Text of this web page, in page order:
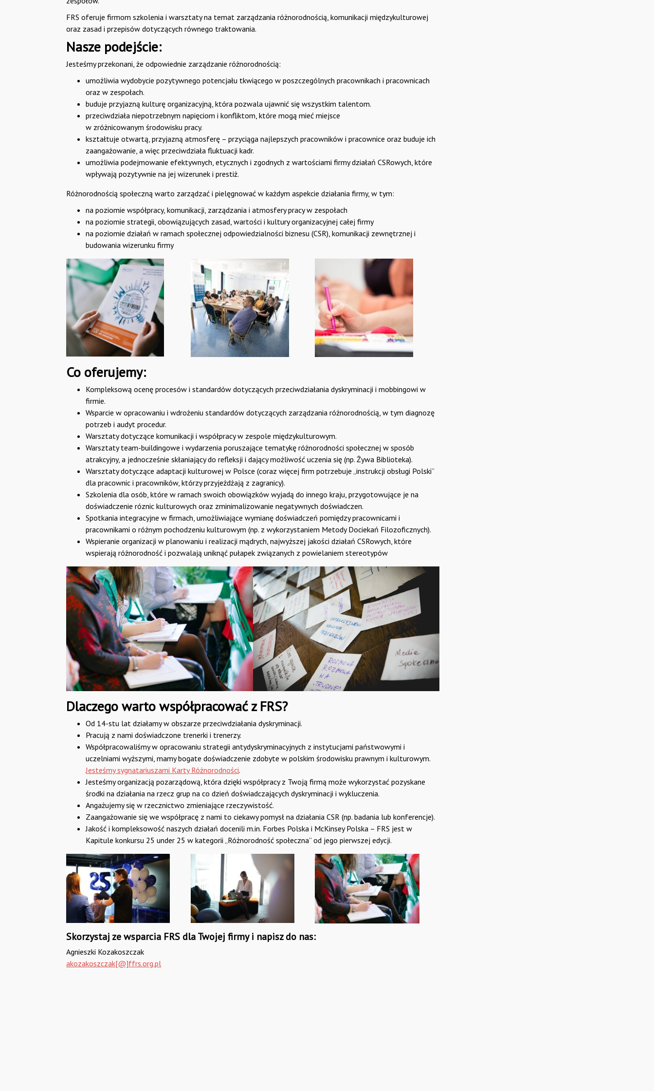
FRS oferuje firmom szkolenia i warsztaty na temat zarządzania różnorodnością, komunikacji międzykulturowej
oraz zasad i przepisów dotyczących równego traktowania.
Nasze podejście:
Jesteśmy przekonani, że odpowiednie zarządzanie różnorodnością:
umożliwia wydobycie pozytywnego potencjału tkwiącego w poszczególnych pracownikach i pracownicach
oraz w zespołach.
buduje przyjazną kulturę organizacyjną, która pozwala ujawnić się wszystkim talentom.
przeciwdziała niepotrzebnym napięciom i konfliktom, które mogą mieć miejsce
w zróżnicowanym środowisku pracy.
kształtuje otwartą, przyjazną atmosferę – przyciąga najlepszych pracowników i pracownice oraz buduje ich
zaangażowanie, a więc przeciwdziała fluktuacji kadr.
umożliwia podejmowanie efektywnych, etycznych i zgodnych z wartościami firmy działań CSRowych, które
wpływają pozytywnie na jej wizerunek i prestiż.
Różnorodnością społeczną warto zarządzać i pielęgnować w każdym aspekcie działania firmy, w tym:
na poziomie współpracy, komunikacji, zarządzania i atmosfery pracy w zespołach
na poziomie strategii, obowiązujących zasad, wartości i kultury organizacyjnej całej firmy
na poziomie działań w ramach społecznej odpowiedzialności biznesu (CSR), komunikacji zewnętrznej i
budowania wizerunku firmy
Co oferujemy:
Kompleksową ocenę procesów i standardów dotyczących przeciwdziałania dyskryminacji i mobbingowi w
firmie.
Wsparcie w opracowaniu i wdrożeniu standardów dotyczących zarządzania różnorodnością, w tym diagnozę
potrzeb i audyt procedur.
Warsztaty dotyczące komunikacji i współpracy w zespole międzykulturowym.
Warsztaty team-buildingowe i wydarzenia poruszające tematykę różnorodności społecznej w sposób
atrakcyjny, a jednocześnie skłaniający do refleksji i dający możliwość uczenia się (np. Żywa Biblioteka).
Warsztaty dotyczące adaptacji kulturowej w Polsce (coraz więcej firm potrzebuje „instrukcji obsługi Polski”
dla pracownic i pracowników, którzy przyjeżdżają z zagranicy).
Szkolenia dla osób, które w ramach swoich obowiązków wyjadą do innego kraju, przygotowujące je na
doświadczenie róznic kulturowych oraz zminimalizowanie negatywnych doświadczen.
Spotkania integracyjne w firmach, umożliwiające wymianę doświadczeń pomiędzy pracownicami i
pracownikami o różnym pochodzeniu kulturowym (np. z wykorzystaniem Metody Dociekań Filozoficznych).
Wspieranie organizacji w planowaniu i realizacji mądrych, najwyższej jakości działań CSRowych, które
wspierają różnorodność i pozwalają uniknąć pułapek związanych z powielaniem stereotypów
Dlaczego warto współpracować z FRS?
Od 14-stu lat działamy w obszarze przeciwdziałania dyskryminacji.
Pracują z nami doświadczone trenerki i trenerzy.
Współpracowaliśmy w opracowaniu strategii antydyskryminacyjnych z instytucjami państwowymi i
uczelniami wyższymi, mamy bogate doświadczenie zdobyte w polskim środowisku prawnym i kulturowym.
Jesteśmy sygnatariuszami Karty Różnorodności.
Jesteśmy organizacją pozarządową, która dzięki współpracy z Twoją firmą może wykorzystać pozyskane
środki na działania na rzecz grup na co dzień doświadczających dyskryminacji i wykluczenia.
Angażujemy się w rzecznictwo zmieniające rzeczywistość.
Zaangażowanie się we współpracę z nami to ciekawy pomysł na działania CSR (np. badania lub konferencje).
Jakość i kompleksowość naszych działań docenili m.in. Forbes Polska i McKinsey Polska – FRS jest w
Kapitule konkursu 25 under 25 w kategorii „Różnorodność społeczna” od jego pierwszej edycji.
Skorzystaj ze wsparcia FRS dla Twojej firmy i napisz do nas:
Agnieszki Kozakoszczak
akozakoszczak[@]ffrs.org.pl